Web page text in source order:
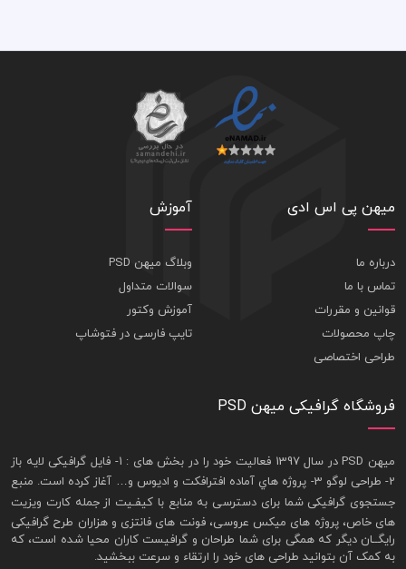
میهن پی اس ادی
درباره ما
تماس با ما
قوانین و مقررات
چاپ محصولات
طراحی اختصاصی
آموزش
وبلاگ میهن PSD
سوالات متداول
آموزش وکتور
تایپ فارسی در فتوشاپ
فروشگاه گرافیکی میهن PSD
ميهن PSD در سال 1397 فعاليت خود را در بخش های : 1-
فايل گرافيکی لايه باز
2- طراحی لوگو 3- پروژه هاي آماده افترافکت و اديوس و… آغاز کرده است. منبع
جستجوی گرافيکی شما برای دسترسی به منابع با کيفـيت از جملهکارت ويزيت
های خاص، پروژه های ميکس عروسی، فونت های فانتزی و هزاران طرح گرافیکی
رايگــان ديگر که همگی برای شما طراحان و گرافيست کاران محيا شده است، که
به کمک آن بتوانيد طراحی های خود را ارتقاء و سرعت ببخشيد.